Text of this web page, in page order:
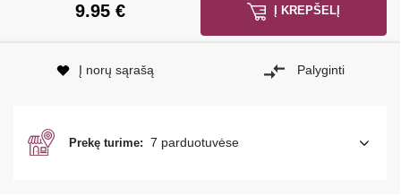
9.95€ Į KREPŠELĮ
Į norų sąrašą Palyginti
Prekę turime: 7 parduotuvėse